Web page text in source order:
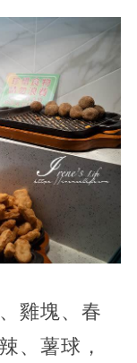
雞塊、春
、薯球，